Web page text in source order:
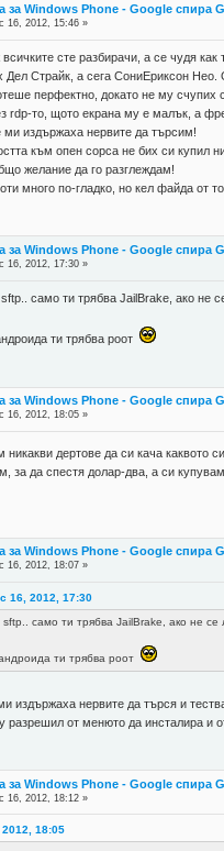
за Windows Phone - Google спира
16, 2012, 15:46 »
сте разбирачи, а се чудя
Дел Страйк, а сега СониЕриксон
перфектно, докато не му
rdp-то, щото екрана му е малък, а
ми издържаха нервите да търсим!
към опен сорса не бих си
желание да го разглеждам!
много по-гладко, но кел файда от
за Windows Phone - Google спира
16, 2012, 17:30 »
само ти трябва JailBrake, ако не
ти трябва роот
за Windows Phone - Google спира
16, 2012, 18:05 »
дертове да си кача каквото
за да спестя долар-два, а си
за Windows Phone - Google спира
16, 2012, 18:07 »
16, 2012, 17:30
само ти трябва JailBrake, ако не се
ти трябва роот
издържаха нервите да търся и
от менюто да инсталира и
за Windows Phone - Google спира
16, 2012, 18:12 »
18:05